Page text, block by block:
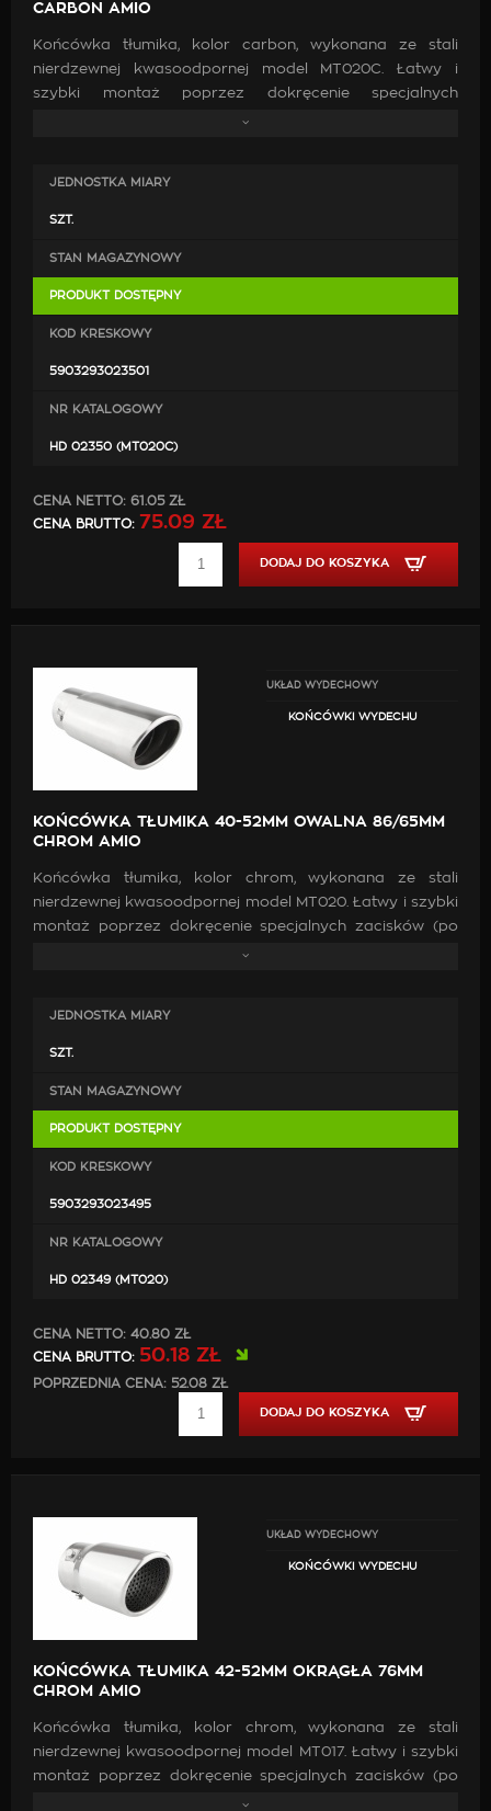
CARBON AMIO
Końcówka tłumika, kolor carbon, wykonana ze stali
nierdzewnej kwasoodpornej model MT020C. Łatwy i
szybki montaż poprzez dokręcenie specjalnych
zacisków (po przejechaniu 500-1000km prosimy o
Średnica montażowa: 32 - 52 mm
JEDNOSTKA MIARY
SZT.
STAN MAGAZYNOWY
PRODUKT DOSTĘPNY
KOD KRESKOWY
5903293023501
NR KATALOGOWY
HD 02350 (MT020C)
CENA NETTO: 61.05 ZŁ
CENA BRUTTO: 75.09 ZŁ
DODAJ DO KOSZYKA
UKŁAD WYDECHOWY
KOŃCÓWKI WYDECHU
KOŃCÓWKA TŁUMIKA 40-52MM OWALNA 86/65MM
CHROM AMIO
Końcówka tłumika, kolor chrom, wykonana ze stali
nierdzewnej kwasoodpornej model MT020. Łatwy i szybki
montaż poprzez dokręcenie specjalnych zacisków (po
przejechaniu 500-1000km prosimy o sprawdzenie
Średnica montażowa: 40 - 52 mm
JEDNOSTKA MIARY
SZT.
STAN MAGAZYNOWY
PRODUKT DOSTĘPNY
KOD KRESKOWY
5903293023495
NR KATALOGOWY
HD 02349 (MT020)
CENA NETTO: 40.80 ZŁ
CENA BRUTTO: 50.18 ZŁ
POPRZEDNIA CENA: 52.08 ZŁ
DODAJ DO KOSZYKA
UKŁAD WYDECHOWY
KOŃCÓWKI WYDECHU
KOŃCÓWKA TŁUMIKA 42-52MM OKRĄGŁA 76MM
CHROM AMIO
Końcówka tłumika, kolor chrom, wykonana ze stali
nierdzewnej kwasoodpornej model MT017. Łatwy i szybki
montaż poprzez dokręcenie specjalnych zacisków (po
przejechaniu 500-1000km prosimy o sprawdzenie